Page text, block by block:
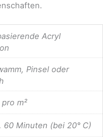
Acryl
Pinsel oder
m²
60 Minuten (bei 20° C)